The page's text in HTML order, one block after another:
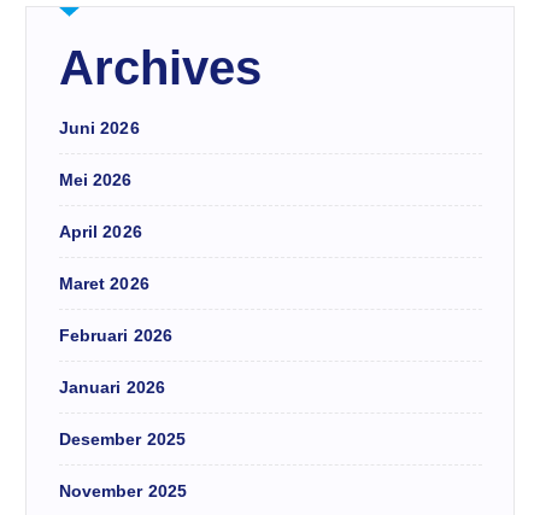
Archives
Juni 2026
Mei 2026
April 2026
Maret 2026
Februari 2026
Januari 2026
Desember 2025
November 2025